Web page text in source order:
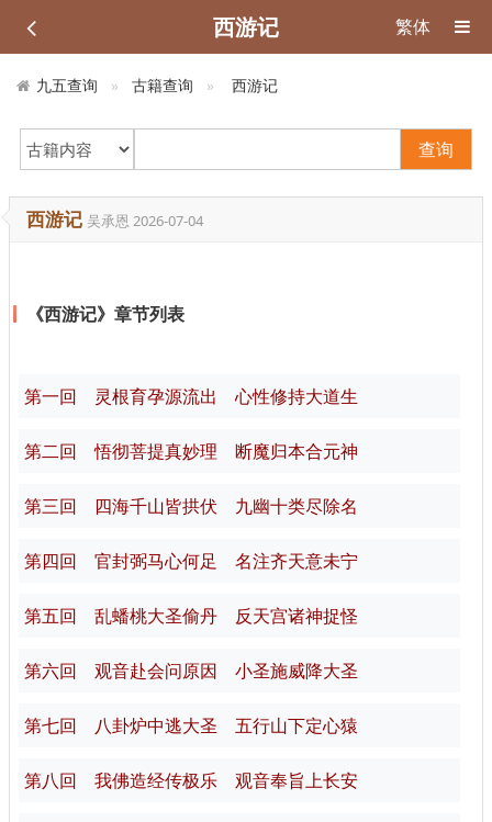
西游记 繁体
九五查询 古籍查询 西游记
查询
西游记 吴承恩 2026-07-04
《西游记》章节列表
第一回 灵根育孕源流出 心性修持大道生
第二回 悟彻菩提真妙理 断魔归本合元神
第三回 四海千山皆拱伏 九幽十类尽除名
第四回 官封弼马心何足 名注齐天意未宁
第五回 乱蟠桃大圣偷丹 反天宫诸神捉怪
第六回 观音赴会问原因 小圣施威降大圣
第七回 八卦炉中逃大圣 五行山下定心猿
第八回 我佛造经传极乐 观音奉旨上长安